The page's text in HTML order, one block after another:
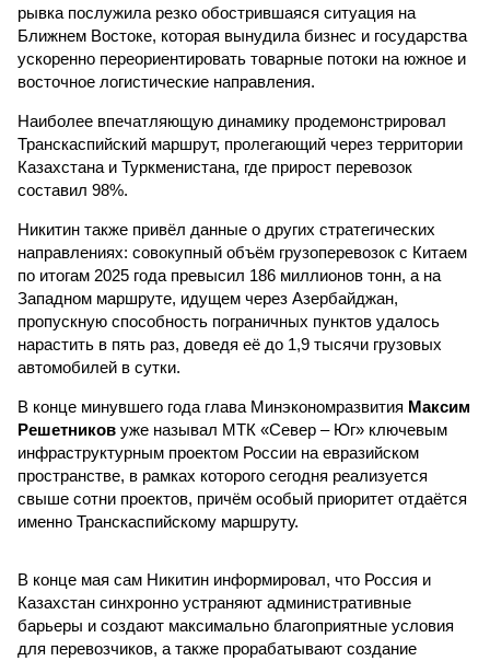
рывка послужила резко обострившаяся ситуация на
Ближнем Востоке, которая вынудила бизнес и государства
ускоренно переориентировать товарные потоки на южное и
восточное логистические направления.
Наиболее впечатляющую динамику продемонстрировал
Транскаспийский маршрут, пролегающий через территории
Казахстана и Туркменистана, где прирост перевозок
составил 98%.
Никитин также привёл данные о других стратегических
направлениях: совокупный объём грузоперевозок с Китаем
по итогам 2025 года превысил 186 миллионов тонн, а на
Западном маршруте, идущем через Азербайджан,
пропускную способность пограничных пунктов удалось
нарастить в пять раз, доведя её до 1,9 тысячи грузовых
автомобилей в сутки.
В конце минувшего года глава Минэкономразвития Максим
Решетников уже называл МТК «Север – Юг» ключевым
инфраструктурным проектом России на евразийском
пространстве, в рамках которого сегодня реализуется
свыше сотни проектов, причём особый приоритет отдаётся
именно Транскаспийскому маршруту.
В конце мая сам Никитин информировал, что Россия и
Казахстан синхронно устраняют административные
барьеры и создают максимально благоприятные условия
для перевозчиков, а также прорабатывают создание